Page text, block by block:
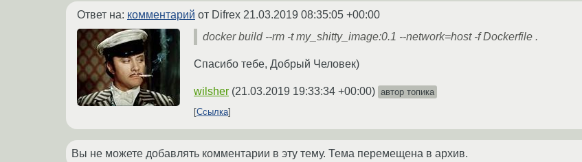
Ответ на: комментарий от Difrex 21.03.2019 08:35:05 +00:00
docker build --rm -t my_shitty_image:0.1 --network=host -f Dockerfile .
Спасибо тебе, Добрый Человек)
wilsher (21.03.2019 19:33:34 +00:00) автор топика
Ссылка
Вы не можете добавлять комментарии в эту тему. Тема перемещена в архив.